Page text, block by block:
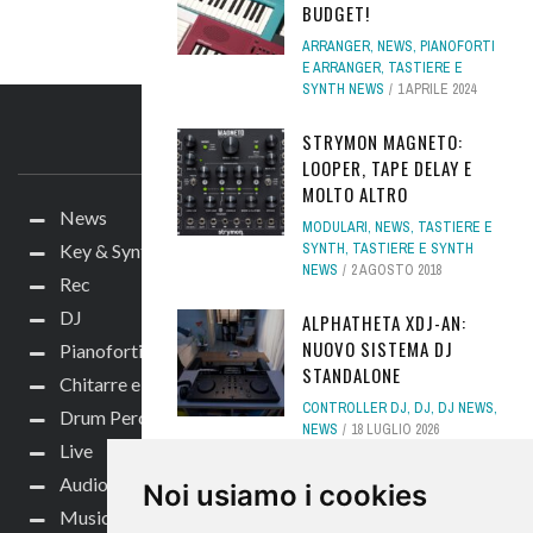
Noi usiamo i cookies
BUDGET!
ARRANGER, NEWS, PIANOFORTI
E ARRANGER, TASTIERE E
SYNTH NEWS
1 APRILE 2024
STRYMON MAGNETO:
LOOPER, TAPE DELAY E
MOLTO ALTRO
MODULARI, NEWS, TASTIERE E
SYNTH, TASTIERE E SYNTH
NEWS
2 AGOSTO 2018
ALPHATHETA XDJ-AN:
NUOVO SISTEMA DJ
STANDALONE
CONTROLLER DJ, DJ, DJ NEWS,
NEWS
18 LUGLIO 2026
FOCUS – ECHORD
DPX100: IL PIANOFORTE
IL SITO
News
Key & Synth
Rec
DJ
Pianoforti e Arranger
Chitarre e bassi
Drum Perc
Live
Audio per video
Music Life